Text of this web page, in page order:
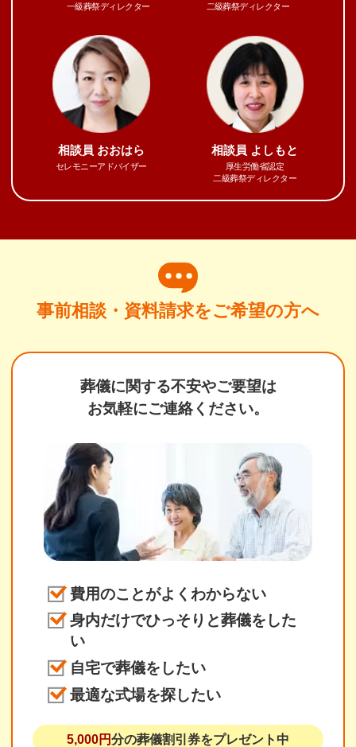
一級葬祭ディレクター
二級葬祭ディレクター
相談員 おおはら
セレモニーアドバイザー
相談員 よしもと
厚生労働省認定
二級葬祭ディレクター
事前相談・資料請求をご希望の方へ
葬儀に関する不安やご要望は
お気軽にご連絡ください。
費用のことがよくわからない
身内だけでひっそりと葬儀をした
い
自宅で葬儀をしたい
最適な式場を探したい
5,000円分の葬儀割引券をプレゼント中